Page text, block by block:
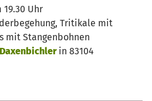
19.30 Uhr
Tritikale mit
mit Stangenbohnen
Daxenbichler in 83104